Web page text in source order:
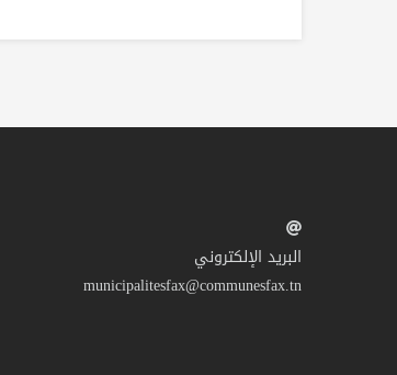
البريد الإلكتروني
municipalitesfax@communesfax.tn